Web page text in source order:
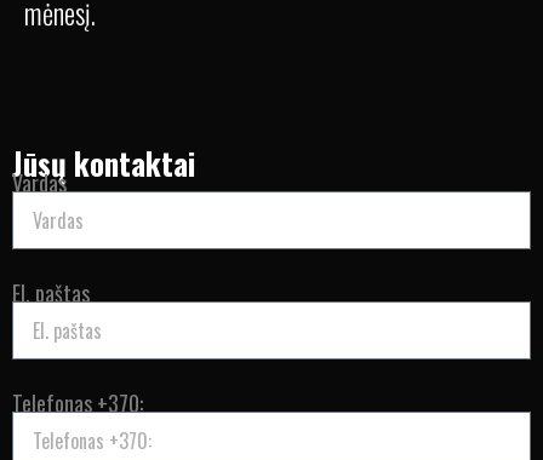
mėnesį.
Jūsų kontaktai
Vardas
El. paštas
Telefonas +370: